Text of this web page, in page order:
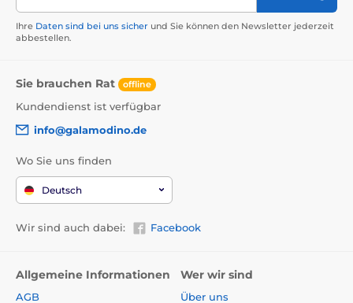
Ihre Daten sind bei uns sicher und Sie können den Newsletter jederzeit
abbestellen.
Sie brauchen Rat offline
Kundendienst ist verfügbar
info@galamodino.de
Wo Sie uns finden
Deutsch
Wir sind auch dabei: Facebook
Allgemeine Informationen
AGB
Wer wir sind
Über uns